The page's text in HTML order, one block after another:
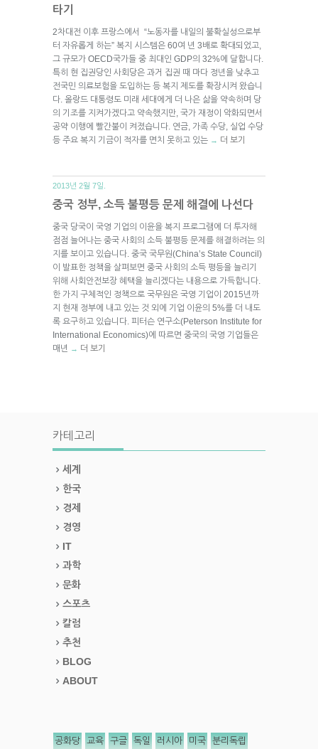
타기
2차대전 이후 프랑스에서 “노동자를 내일의 불확실성으로부
터 자유롭게 하는” 복지 시스템은 60여 년 3배로 확대되었고,
그 규모가 OECD국가들 중 최대인 GDP의 32%에 달합니다.
특히 현 집권당인 사회당은 과거 집권 때 마다 정년을 낮추고
전국민 의료보험을 도입하는 등 복지 제도를 확장시켜 왔습니
다. 올랑드 대통령도 미래 세대에게 더 나은 삶을 약속하며 당
의 기조를 지켜가겠다고 약속했지만, 국가 재정이 악화되면서
공약 이행에 빨간불이 켜졌습니다. 연금, 가족 수당, 실업 수당
등 주요 복지 기금이 적자를 면치 못하고 있는 → 더 보기
2013년 2월 7일.
중국 정부, 소득 불평등 문제 해결에 나선다
중국 당국이 국영 기업의 이윤을 복지 프로그램에 더 투자해
점점 늘어나는 중국 사회의 소득 불평등 문제를 해결하려는 의
지를 보이고 있습니다. 중국 국무원(China’s State Council)
이 발표한 정책을 살펴보면 중국 사회의 소득 평등을 늘리기
위해 사회안전보장 혜택을 늘리겠다는 내용으로 가득합니다.
한 가지 구체적인 정책으로 국무원은 국영 기업이 2015년까
지 현재 정부에 내고 있는 것 외에 기업 이윤의 5%를 더 내도
록 요구하고 있습니다. 피터슨 연구소(Peterson Institute for
International Economics)에 따르면 중국의 국영 기업들은
매년 → 더 보기
카테고리
세계
한국
경제
경영
IT
과학
문화
스포츠
칼럼
추천
BLOG
ABOUT
공화당 교육 구글 독일 러시아 미국 분리독립